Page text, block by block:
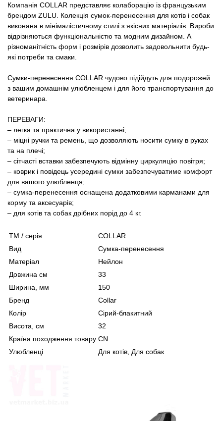
Компанія COLLAR представляє колаборацію із французьким
брендом ZULU. Колекція сумок-перенесення для котів і собак
виконана в мінімалістичному стилі з якісних матеріалів. Вироби
відрізняються функціональністю та модним дизайном. А
різноманітність форм і розмірів дозволить задовольнити будь-
які потреби та смаки.
Сумки-перенесення COLLAR чудово підійдуть для подорожей
з вашим домашнім улюбленцем і для його транспортування до
ветеринара.
ПЕРЕВАГИ:
– легка та практична у використанні;
– міцні ручки та ремень, що дозволяють носити сумку в руках
та на плечі;
– сітчасті вставки забезпечують відмінну циркуляцію повітря;
– коврик і повідець усередині сумки забезпечуватиме комфорт
для вашого улюбленця;
– сумка-перенесення оснащена додатковими карманами для
корму та аксесуарів;
– для котів та собак дрібних порід до 4 кг.
ТМ / серія
COLLAR
Вид
Сумка-перенесення
Матеріал
Нейлон
Довжина см
33
Ширина, мм
150
Бренд
Collar
Колір
Сірий-блакитний
Висота, см
32
Країна походження товару CN
Улюбленці
Для котів, Для собак
Товари для гризунів
Товари для коней
Товари для людей
Хозряд - господарчі товари оптом
Архів / Знято з виробництва